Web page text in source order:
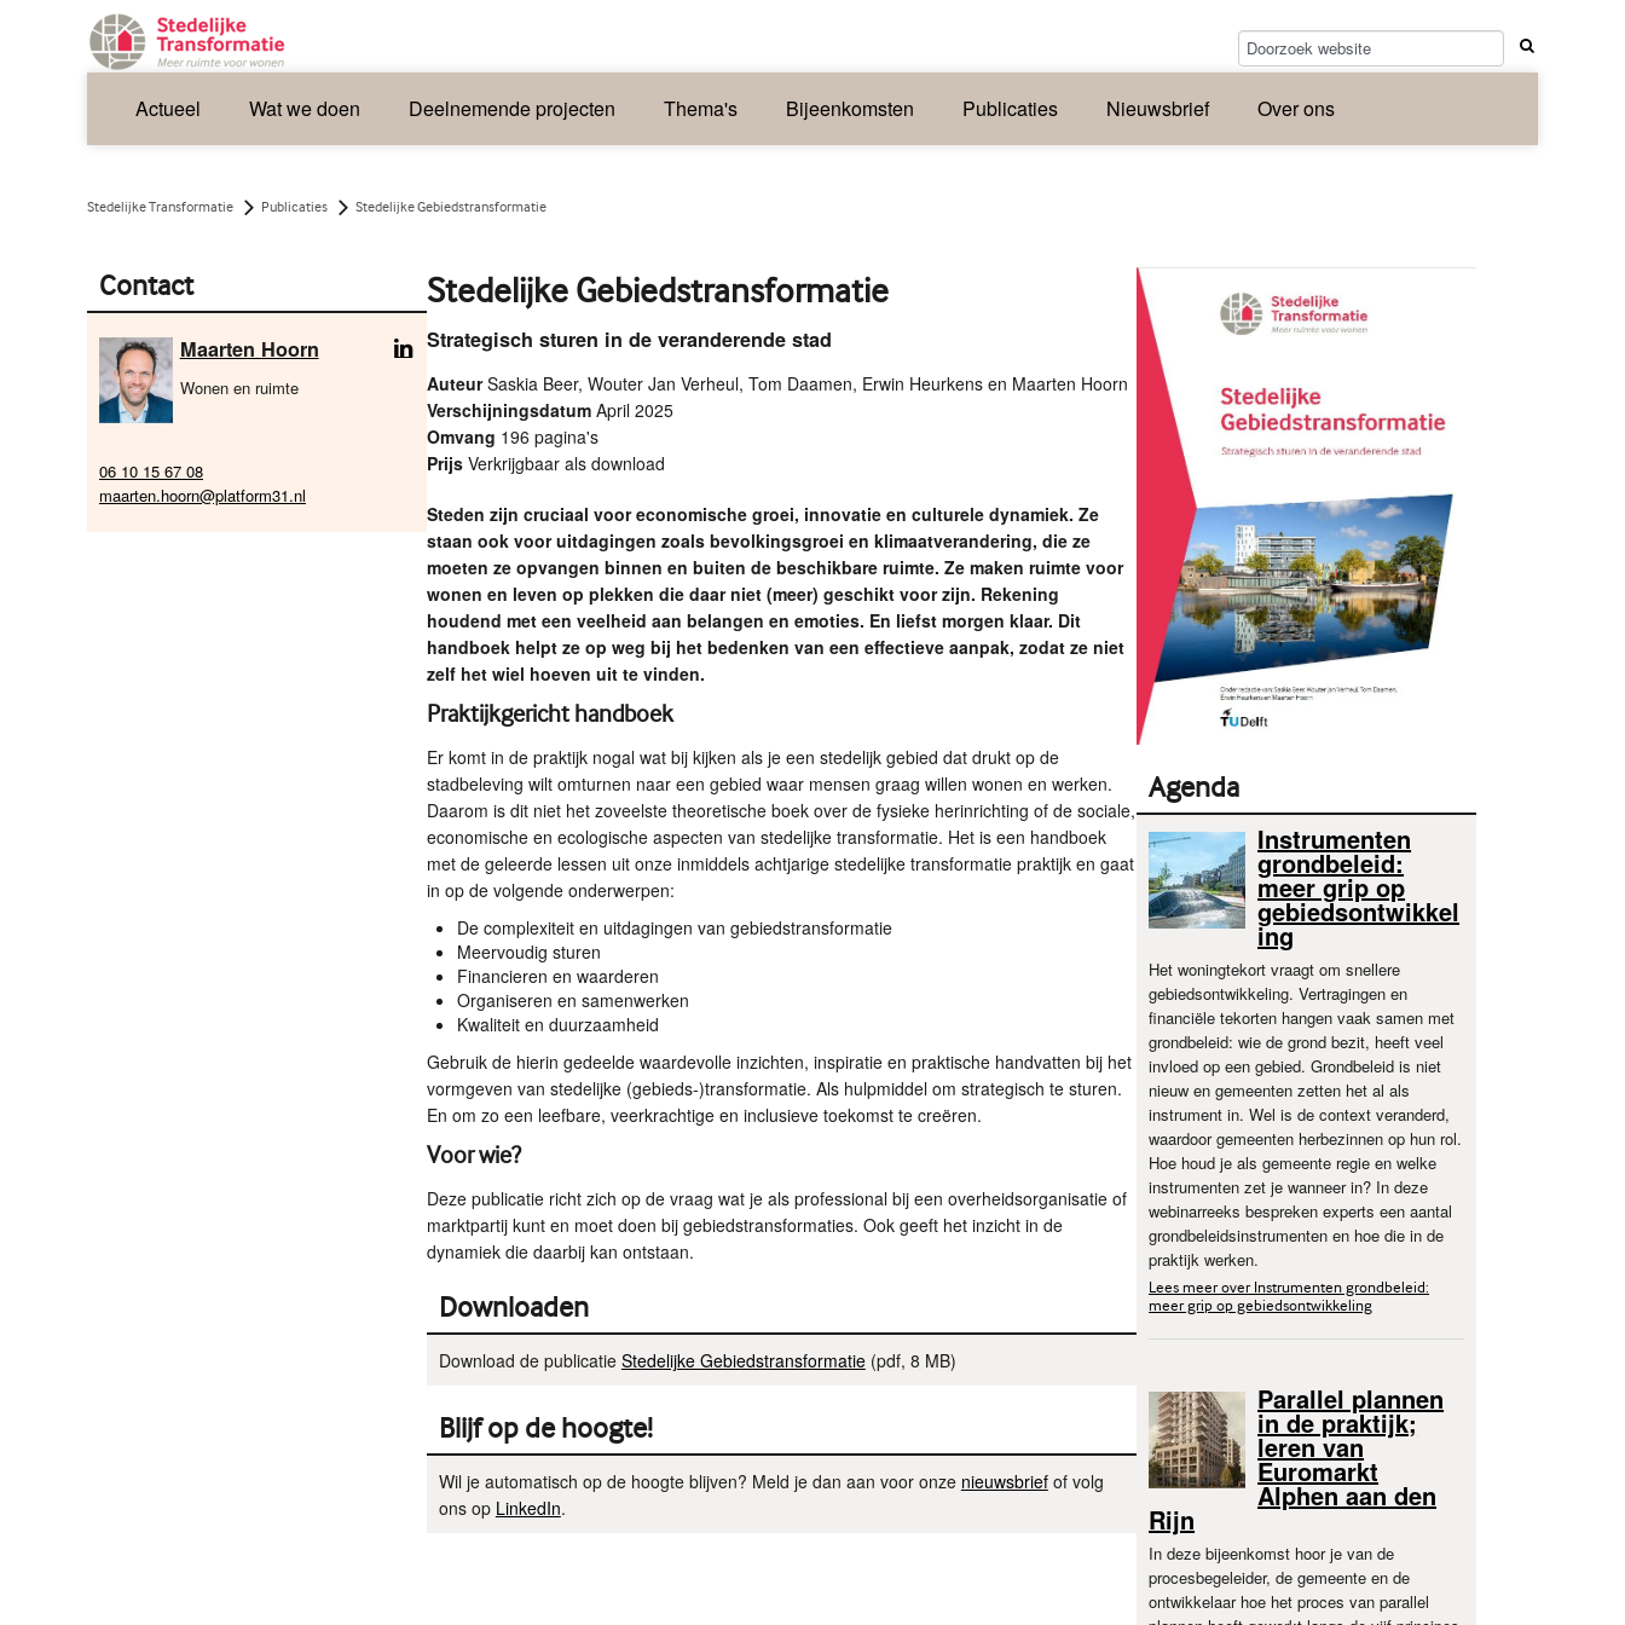
Actueel Wat we doen Deelnemende projecten Thema's Bijeenkomsten Publicaties Nieuwsbrief Over ons
Stedelijke Transformatie Publicaties Stedelijke Gebiedstransformatie
Contact
Maarten Hoorn
Wonen en ruimte
06 10 15 67 08
maarten.hoorn@platform31.nl
Stedelijke Gebiedstransformatie
Strategisch sturen in de veranderende stad
AuteurSaskia Beer, Wouter Jan Verheul, Tom Daamen, Erwin Heurkens en Maarten Hoorn
Verschijningsdatum April 2025
Omvang 196 pagina's
Prijs Verkrijgbaar als download
Steden zijn cruciaal voor economische groei, innovatie en culturele dynamiek. Ze
staan ook voor uitdagingen zoals bevolkingsgroei en klimaatverandering, die ze
moeten ze opvangen binnen en buiten de beschikbare ruimte. Ze maken ruimte voor
wonen en leven op plekken die daar niet (meer) geschikt voor zijn. Rekening
houdend met een veelheid aan belangen en emoties. En liefst morgen klaar. Dit
handboek helpt ze op weg bij het bedenken van een effectieve aanpak, zodat ze niet
zelf het wiel hoeven uit te vinden.
Praktijkgericht handboek
Er komt in de praktijk nogal wat bij kijken als je een stedelijk gebied dat drukt op de
stadbeleving wilt omturnen naar een gebied waar mensen graag willen wonen en werken.
Daarom is dit niet het zoveelste theoretische boek over de fysieke herinrichting of de sociale,
economische en ecologische aspecten van stedelijke transformatie. Het is een handboek
met de geleerde lessen uit onze inmiddels achtjarige stedelijke transformatie praktijk en gaat
in op de volgende onderwerpen:
De complexiteit en uitdagingen van gebiedstransformatie
Meervoudig sturen
Financieren en waarderen
Organiseren en samenwerken
Kwaliteit en duurzaamheid
Gebruik de hierin gedeelde waardevolle inzichten, inspiratie en praktische handvatten bij het
vormgeven van stedelijke (gebieds-)transformatie. Als hulpmiddel om strategisch te sturen.
En om zo een leefbare, veerkrachtige en inclusieve toekomst te creëren.
Voor wie?
Deze publicatie richt zich op de vraag wat je als professional bij een overheidsorganisatie of
marktpartij kunt en moet doen bij gebiedstransformaties. Ook geeft het inzicht in de
dynamiek die daarbij kan ontstaan.
Downloaden
Download de publicatie Stedelijke Gebiedstransformatie(pdf, 8 MB)
Blijf op de hoogte!
Wil je automatisch op de hoogte blijven? Meld je dan aan voor onze nieuwsbriefof volg
ons op LinkedIn.
Agenda
Instrumenten
grondbeleid:
meer grip op
gebiedsontwikkel
ing
Het woningtekort vraagt om snellere
gebiedsontwikkeling. Vertragingen en
financiële tekorten hangen vaak samen met
grondbeleid: wie de grond bezit, heeft veel
invloed op een gebied. Grondbeleid is niet
nieuw en gemeenten zetten het al als
instrument in. Wel is de context veranderd,
waardoor gemeenten herbezinnen op hun rol.
Hoe houd je als gemeente regie en welke
instrumenten zet je wanneer in? In deze
webinarreeks bespreken experts een aantal
grondbeleidsinstrumenten en hoe die in de
praktijk werken.
Lees meer over Instrumenten grondbeleid:
meer grip op gebiedsontwikkeling
Parallel plannen
in de praktijk;
leren van
Euromarkt
Alphen aan den
Rijn
In deze bijeenkomst hoor je van de
procesbegeleider, de gemeente en de
ontwikkelaar hoe het proces van parallel